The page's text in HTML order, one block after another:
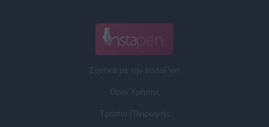
Σχετικά με την InstaPen
Όροι Χρήσης
Τρόποι Πληρωμής